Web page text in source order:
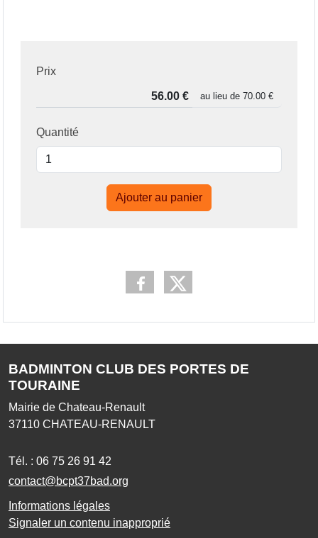
Prix
au lieu de 70.00 €
Quantité
Ajouter au panier
BADMINTON CLUB DES PORTES DE
TOURAINE
Mairie de Chateau-Renault
37110 CHATEAU-RENAULT
Tél. : 06 75 26 91 42
contact@bcpt37bad.org
Informations légales
Signaler un contenu inapproprié